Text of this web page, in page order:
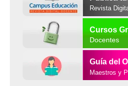
Revista
Cursos
Docentes
Guía del
Maestros y